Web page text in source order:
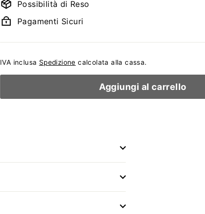
Possibilità di Reso
Pagamenti Sicuri
IVA inclusa Spedizione calcolata alla cassa.
Aggiungi al carrello